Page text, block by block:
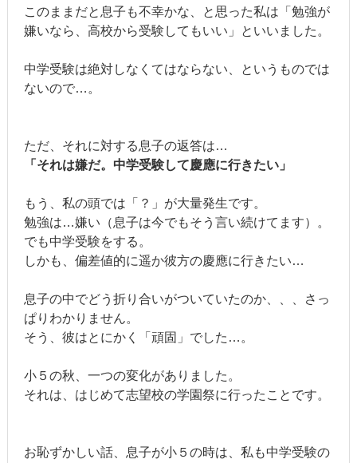
このままだと息子も不幸かな、と思った私は「勉強が
嫌いなら、高校から受験してもいい」といいました。
中学受験は絶対しなくてはならない、というものでは
ないので…。
ただ、それに対する息子の返答は…
「それは嫌だ。中学受験して慶應に行きたい」
もう、私の頭では「？」が大量発生です。
勉強は…嫌い（息子は今でもそう言い続けてます）。
でも中学受験をする。
しかも、偏差値的に遥か彼方の慶應に行きたい…
息子の中でどう折り合いがついていたのか、、、さっ
ぱりわかりません。
そう、彼はとにかく「頑固」でした…。
小５の秋、一つの変化がありました。
それは、はじめて志望校の学園祭に行ったことです。
お恥ずかしい話、息子が小５の時は、私も中学受験の